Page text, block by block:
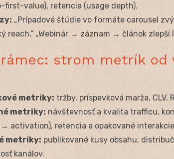
value), retencia (usage depth).
„Prípadové štúdie vo formáte carousel
reach,“ „Webinár → záznam → článok
strom metrík od
metriky: tržby, príspevková marža, CLV,
metriky: návštevnosť a kvalita trafficu,
activation), retencia a opakované interakcie
metriky: publikované kusy obsahu,
kanálov.